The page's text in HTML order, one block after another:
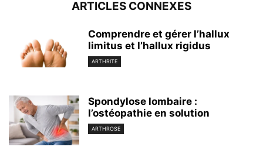
ARTICLES CONNEXES
Comprendre et gérer l’hallux
limitus et l’hallux rigidus
ARTHRITE
Spondylose lombaire :
l’ostéopathie en solution
ARTHROSE